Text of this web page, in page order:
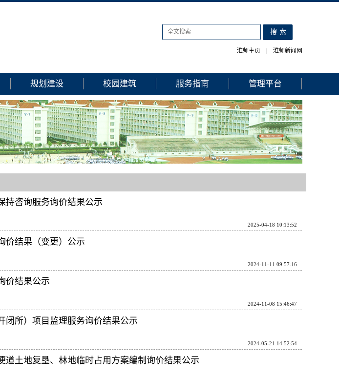
淮师主页 淮师新闻网
规划建设 校园建筑 服务指南 管理平台
持咨询服务询价结果公示
2025-04-18 10:13:52
价结果（变更）公示
2024-11-11 09:57:16
价结果公示
2024-11-08 15:46:47
闭所）项目监理服务询价结果公示
2024-05-21 14:52:54
道土地复垦、林地临时占用方案编制询价结果公示